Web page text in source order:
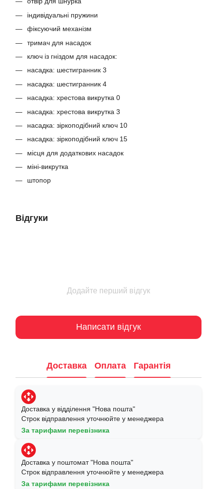
індивідуальні пружини
фіксуючий механізм
тримач для насадок
ключ із гніздом для насадок:
насадка: шестигранник 3
насадка: шестигранник 4
насадка: хрестова викрутка 0
насадка: хрестова викрутка 3
насадка: зіркоподібний ключ 10
насадка: зіркоподібний ключ 15
місця для додаткових насадок
міні-викрутка
штопор
Відгуки
Додайте перший відгук
Написати відгук
Доставка Оплата Гарантія
Доставка у відділення "Нова пошта"
Строк відправлення уточнюйте у менеджера
За тарифами перевізника
Доставка у поштомат "Нова пошта"
Строк відправлення уточнюйте у менеджера
За тарифами перевізника